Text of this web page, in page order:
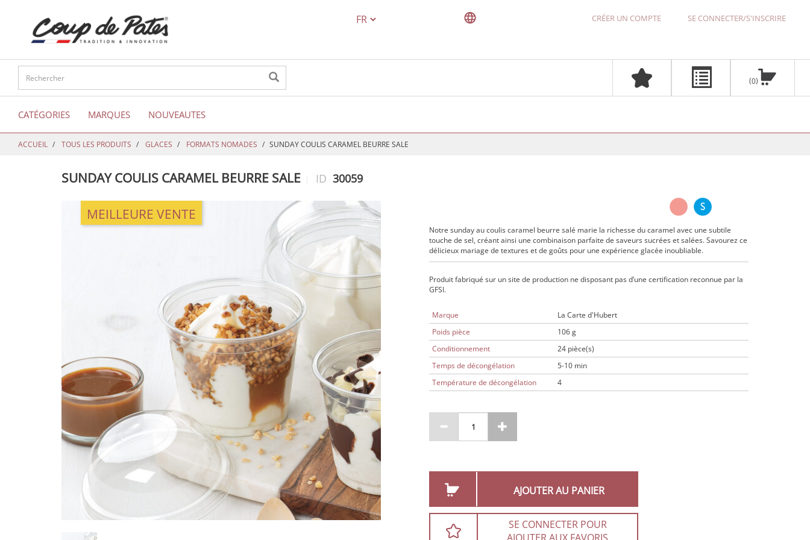
TEXT.LANGUAGE CRÉER UN COMPTE SE CONNECTER/S'INSCRIRE
0
CATÉGORIES MARQUES NOUVEAUTES
ACCUEIL TOUS LES PRODUITS GLACES FORMATS NOMADES SUNDAY COULIS CARAMEL BEURRE SALE
SUNDAY COULIS CARAMEL BEURRE SALE ID 30059
MEILLEURE VENTE
Notre sunday au coulis caramel beurre salé marie la richesse du caramel avec une subtile
touche de sel, créant ainsi une combinaison parfaite de saveurs sucrées et salées. Savourez ce
délicieux mariage de textures et de goûts pour une expérience glacée inoubliable.
Produit fabriqué sur un site de production ne disposant pas d’une certification reconnue par la
GFSI.
Marque
La Carte d'Hubert
Poids pièce
106 g
Conditionnement
24 pièce(s)
Temps de décongélation
5-10 min
Température de décongélation
4
AJOUTER AU PANIER
SE CONNECTER POUR